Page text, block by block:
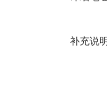
补充说